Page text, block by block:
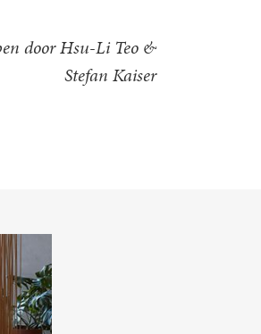
door Hsu-Li Teo &
Stefan Kaiser